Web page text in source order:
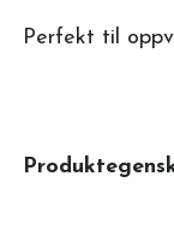
Perfekt til